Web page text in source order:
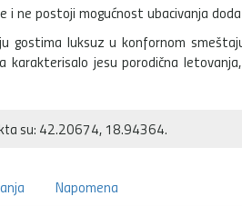
i ne postoji mogućnost ubacivanja
gostima luksuz u konfornom
karakterisalo jesu porodična
su: 42.20674, 18.94364.
Napomena